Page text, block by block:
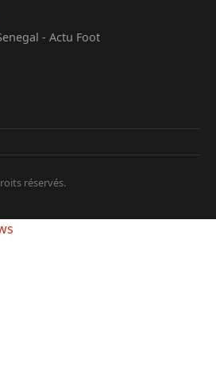
- Actu Foot
réservés.